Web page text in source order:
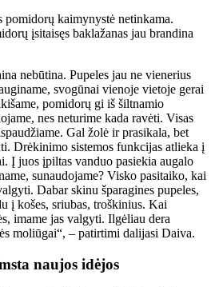
pomidorų kaimynystė netinkama.
įsitaisęs baklažanas jau brandina
nebūtina. Pupeles jau ne vienerius
svogūnai vienoje vietoje gerai
pomidorų gi iš šiltnamio
nes neturime kada ravėti. Visas
Gal žolė ir prasikala, bet
Drėkinimo sistemos funkcijas atlieka į
Į juos įpiltas vanduo pasiekia augalo
sunaudojame? Visko pasitaiko, kai
Dabar skinu šparagines pupeles,
į košes, sriubas, troškinius. Kai
imame jas valgyti. Ilgėliau dera
moliūgai“, – patirtimi dalijasi Daiva.
naujos idėjos